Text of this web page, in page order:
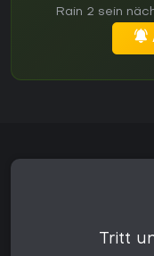
Rain 2 sein
Tritt